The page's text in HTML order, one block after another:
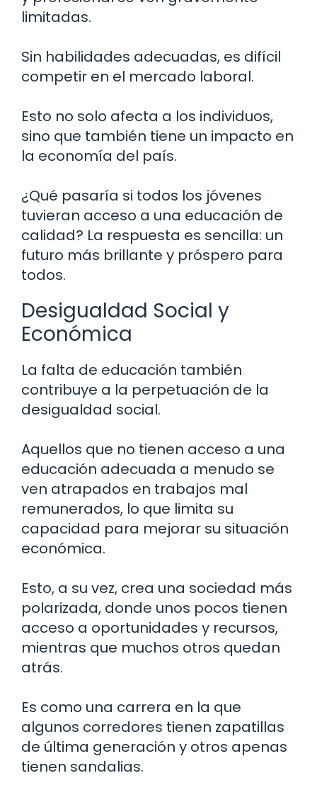
limitadas.
Sin habilidades adecuadas, es difícil
competir en el mercado laboral.
Esto no solo afecta a los individuos,
sino que también tiene un impacto en
la economía del país.
¿Qué pasaría si todos los jóvenes
tuvieran acceso a una educación de
calidad? La respuesta es sencilla: un
futuro más brillante y próspero para
todos.
Desigualdad Social y
Económica
La falta de educación también
contribuye a la perpetuación de la
desigualdad social.
Aquellos que no tienen acceso a una
educación adecuada a menudo se
ven atrapados en trabajos mal
remunerados, lo que limita su
capacidad para mejorar su situación
económica.
Esto, a su vez, crea una sociedad más
polarizada, donde unos pocos tienen
acceso a oportunidades y recursos,
mientras que muchos otros quedan
atrás.
Es como una carrera en la que
algunos corredores tienen zapatillas
de última generación y otros apenas
tienen sandalias.